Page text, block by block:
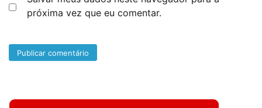
próxima vez que eu comentar.